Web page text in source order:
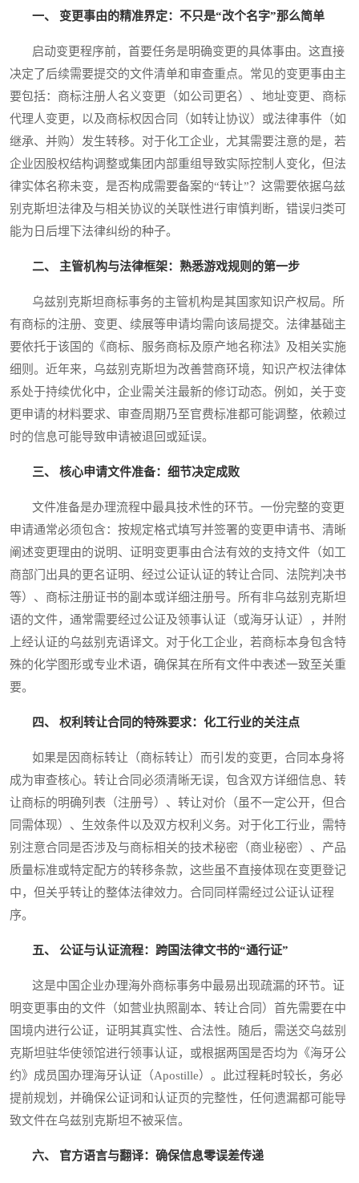
一、 变更事由的精准界定：不只是“改个名字”那么简单
启动变更程序前，首要任务是明确变更的具体事由。这直接
决定了后续需要提交的文件清单和审查重点。常见的变更事由主
要包括：商标注册人名义变更（如公司更名）、地址变更、商标
代理人变更，以及商标权因合同（如转让协议）或法律事件（如
继承、并购）发生转移。对于化工企业，尤其需要注意的是，若
企业因股权结构调整或集团内部重组导致实际控制人变化，但法
律实体名称未变，是否构成需要备案的“转让”？这需要依据乌兹
别克斯坦法律及与相关协议的关联性进行审慎判断，错误归类可
能为日后埋下法律纠纷的种子。
二、 主管机构与法律框架：熟悉游戏规则的第一步
乌兹别克斯坦商标事务的主管机构是其国家知识产权局。所
有商标的注册、变更、续展等申请均需向该局提交。法律基础主
要依托于该国的《商标、服务商标及原产地名称法》及相关实施
细则。近年来，乌兹别克斯坦为改善营商环境，知识产权法律体
系处于持续优化中，企业需关注最新的修订动态。例如，关于变
更申请的材料要求、审查周期乃至官费标准都可能调整，依赖过
时的信息可能导致申请被退回或延误。
三、 核心申请文件准备：细节决定成败
文件准备是办理流程中最具技术性的环节。一份完整的变更
申请通常必须包含：按规定格式填写并签署的变更申请书、清晰
阐述变更理由的说明、证明变更事由合法有效的支持文件（如工
商部门出具的更名证明、经过公证认证的转让合同、法院判决书
等）、商标注册证书的副本或详细注册号。所有非乌兹别克斯坦
语的文件，通常需要经过公证及领事认证（或海牙认证），并附
上经认证的乌兹别克语译文。对于化工企业，若商标本身包含特
殊的化学图形或专业术语，确保其在所有文件中表述一致至关重
要。
四、 权利转让合同的特殊要求：化工行业的关注点
如果是因商标转让（商标转让）而引发的变更，合同本身将
成为审查核心。转让合同必须清晰无误，包含双方详细信息、转
让商标的明确列表（注册号）、转让对价（虽不一定公开，但合
同需体现）、生效条件以及双方权利义务。对于化工行业，需特
别注意合同是否涉及与商标相关的技术秘密（商业秘密）、产品
质量标准或特定配方的转移条款，这些虽不直接体现在变更登记
中，但关乎转让的整体法律效力。合同同样需经过公证认证程
序。
五、 公证与认证流程：跨国法律文书的“通行证”
这是中国企业办理海外商标事务中最易出现疏漏的环节。证
明变更事由的文件（如营业执照副本、转让合同）首先需要在中
国境内进行公证，证明其真实性、合法性。随后，需送交乌兹别
克斯坦驻华使领馆进行领事认证，或根据两国是否均为《海牙公
约》成员国办理海牙认证（Apostille）。此过程耗时较长，务必
提前规划，并确保公证词和认证页的完整性，任何遗漏都可能导
致文件在乌兹别克斯坦不被采信。
六、 官方语言与翻译：确保信息零误差传递